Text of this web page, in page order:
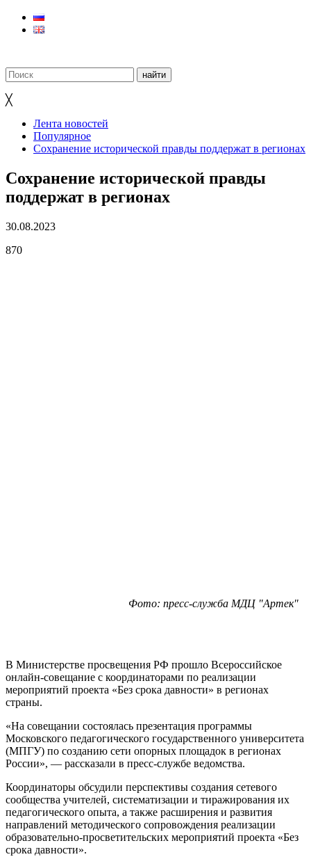
╳
Лента новостей
Популярное
Сохранение исторической правды поддержат в регионах
Сохранение исторической правды
поддержат в регионах
30.08.2023
870
Фото: пресс-служба МДЦ "Артек"
В Министерстве просвещения РФ прошло Всероссийское
онлайн-совещание с координаторами по реализации
мероприятий проекта «Без срока давности» в регионах
страны.
«На совещании состоялась презентация программы
Московского педагогического государственного университета
(МПГУ) по созданию сети опорных площадок в регионах
России», — рассказали в пресс-службе ведомства.
Координаторы обсудили перспективы создания сетевого
сообщества учителей, систематизации и тиражирования их
педагогического опыта, а также расширения и развития
направлений методического сопровождения реализации
образовательно-просветительских мероприятий проекта «Без
срока давности».